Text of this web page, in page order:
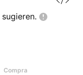
sugieren.
Compra